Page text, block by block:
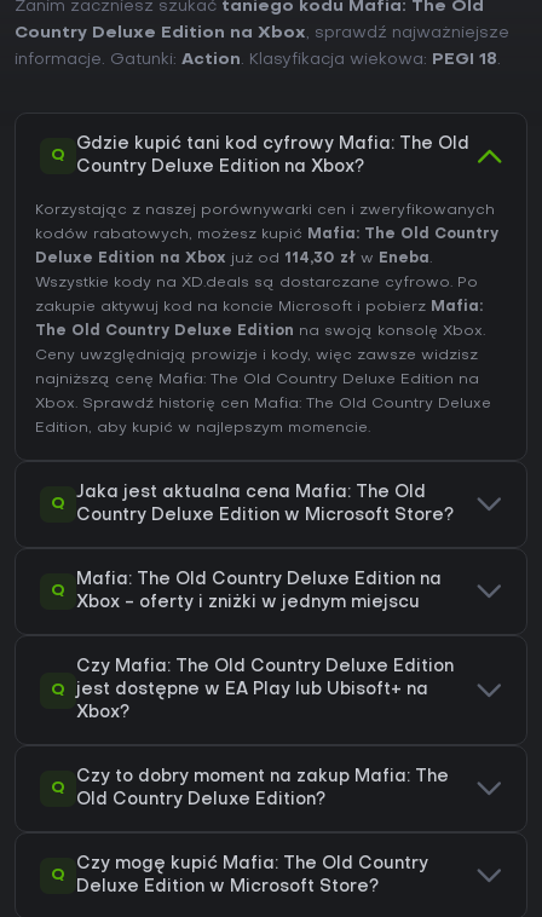
Zanim zaczniesz szukać taniego kodu Mafia: The Old
Country Deluxe Edition na Xbox, sprawdź najważniejsze
informacje. Gatunki: Action. Klasyfikacja wiekowa: PEGI 18.
Q
Gdzie kupić tani kod cyfrowy Mafia: The Old
Country Deluxe Edition na Xbox?
Korzystając z naszej porównywarki cen i zweryfikowanych
kodów rabatowych, możesz kupić
Mafia: The Old Country
Deluxe Edition na Xbox już od 114,30 zł w Eneba .
Wszystkie kody na XD.deals są dostarczane cyfrowo. Po
zakupie aktywuj kod na koncie Microsoft i pobierz Mafia:
The Old Country Deluxe Edition na swoją konsolę Xbox.
Ceny uwzględniają prowizje i kody, więc zawsze widzisz
najniższą cenę Mafia: The Old Country Deluxe Edition na
Xbox. Sprawdź historię cen Mafia: The Old Country Deluxe
Edition, aby kupić w najlepszym momencie.
Q
Jaka jest aktualna cena Mafia: The Old
Country Deluxe Edition w Microsoft Store?
Q
Mafia: The Old Country Deluxe Edition na
Xbox - oferty i zniżki w jednym miejscu
Q
Czy Mafia: The Old Country Deluxe Edition
jest dostępne w EA Play lub Ubisoft+ na
Xbox?
Q
Czy to dobry moment na zakup Mafia: The
Old Country Deluxe Edition?
Q
Czy mogę kupić Mafia: The Old Country
Deluxe Edition w Microsoft Store?